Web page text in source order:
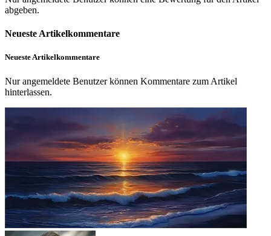
abgeben.
Neueste Artikelkommentare
Neueste Artikelkommentare
Nur angemeldete Benutzer können Kommentare zum Artikel
hinterlassen.